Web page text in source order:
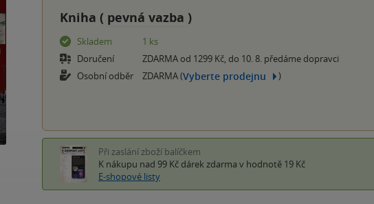
Kniha ( pevná vazba )
Skladem
1 ks
Doručení
ZDARMA od 1299 Kč, do 10. 8. předáme dopravci
Osobní odběr
ZDARMA (Vyberte prodejnu )
Při zaslání zboží balíčkem
K nákupu nad 99 Kč dárek zdarma v hodnotě 19 Kč
E-shopové listy